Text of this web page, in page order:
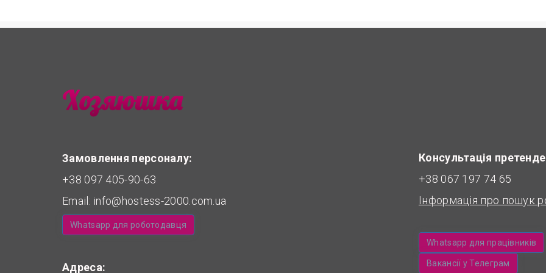
Замовлення персоналу:
+38 097 405-90-63
Email: info@hostess-2000.com.ua
Whatsapp для роботодавця
Адреса:
Консультація
+38 067 197 74 65
Інформація про пошук
Whatsapp для працівників
Вакансії у Телеграм